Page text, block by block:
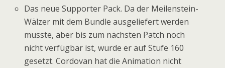
Das neue Supporter Pack. Da der Meilenstein-
Wälzer mit dem Bundle ausgeliefert werden
musste, aber bis zum nächsten Patch noch
nicht verfügbar ist, wurde er auf Stufe 160
gesetzt. Cordovan hat die Animation nicht